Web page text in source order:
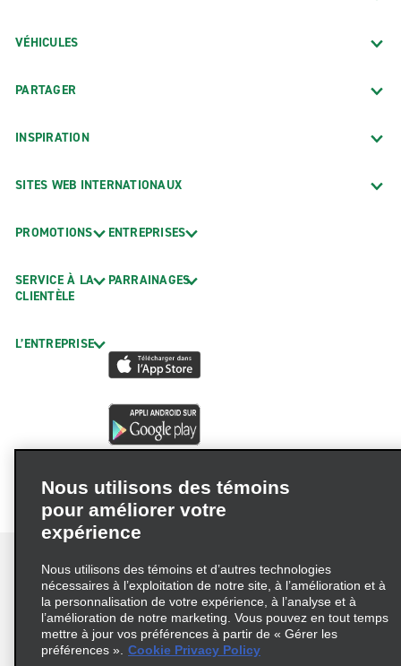
VÉHICULES
PARTAGER
INSPIRATION
SITES WEB INTERNATIONAUX
PROMOTIONS
SERVICE À LA
CLIENTÈLE
L’ENTREPRISE
ENTREPRISES
PARRAINAGES
Conditions d’utilisation
Politique de confidentialité
Politique sur les fichiers témoins
Nous utilisons des témoins
pour améliorer votre
expérience
Nous utilisons des témoins et d’autres technologies
nécessaires à l’exploitation de notre site, à l’amélioration et à
la personnalisation de votre expérience, à l’analyse et à
l’amélioration de notre marketing. Vous pouvez en tout temps
mettre à jour vos préférences à partir de « Gérer les
préférences ». Cookie Privacy Policy